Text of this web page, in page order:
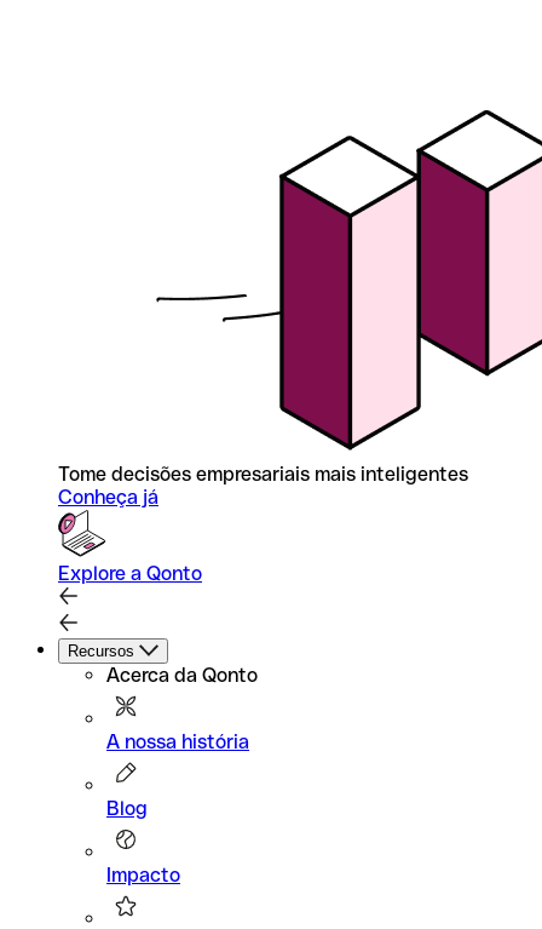
Tome decisões empresariais mais inteligentes
Conheça já
Explore a Qonto
Recursos
Acerca da Qonto
A nossa história
Blog
Impacto